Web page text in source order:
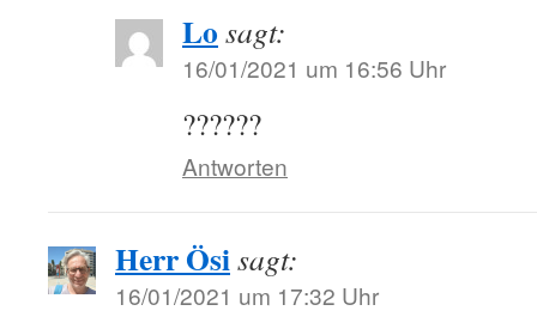
Lo sagt:
16/01/2021 um 16:56 Uhr
??????
Antworten
Herr Ösisagt:
16/01/2021 um 17:32 Uhr